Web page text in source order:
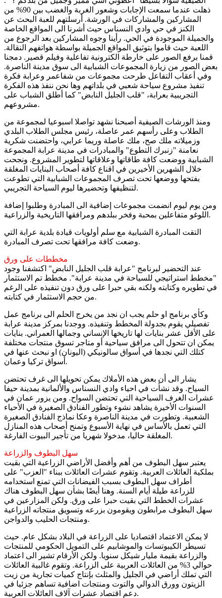
ذهلت عندما سمعت الإجابات وشعور الغربة والغضب بين 90% من
المشاركين والمشاركات في الورشة. أرسلتهم للعبة البحث عن
الكنز في حي وادي النسناس حيث أشرنا الى المواقع الخاصة
والجميلة الموجودة في الحي. رأينا وجوه المشاركين بعد الرجوع من
اللعبة حيث قاموا بتوثيق المواقع الجميلة بواسطة هواتفهم النقالة.
قمنا برفع الصور على خارطة الكترونية تفاعلية وفيلم قصير. دمجنا
بعض الصور من زيارة المجموعات الشبابية الى سوق مدينة الناصرة.
وفي أعقاب التفاعل طرحت مجموعات من شفاعمر وعرابة فكرة
تنفيذ مشروع سياحة شعبي في بلداتهم وها نحن ننفذ هذه الفكرة
التجريبية بعرابة، "قلب الجليل النابض" كما أطلق الشباب على
مشروعهم.
ومنذ الورشات الصيفية أصبحنا نشهد تواصلا اسبوعيا لمجموعة من
الطلاب وعلى رأسهم عمر عاصلة، رئيس مجلس الطلاب البلدي
وزميلاته ملك صح، ملك عاصلة وريما عرابي، واحتضنت شكرية
نعامنة "زنبرك التطوع" والمبادرات في مدينة عرابة المجموعة
الشبابية ووضعت كافة طاقاتها وعلاقاتها لتطوير المشروع. ونجحت
خلال الشهرين الأخيرين في اقناع كافة أصحاب البنايات المغلقة
بفتحها ووضعها تحت تصرف المجموعات الشبابية التي تطوعت
لتنظيفها وتحضيرها ليوم السياحة التجريبي.
ومن يوم ليوم انضمت مجموعات إضافية الى المبادرة وطلبوا إضافة
اللوغو متفاعلين بمحبة وفخر ببلدهم ومرافقها التاريخية والزراعية.
التقت المبادرة الشبابية مع سلم أولويات قيادة بلدية عرابة التي
وضعت كافة مرافقها تحت تصرف المبادرة.
مخططات على ورق
عند التحضير لبرنامج "عرابة قلب الجليل النابض" اكتشفنا وجود
"مخطط استراتيجي للسياحة في مدينة عرابة". مخطط تم الاستثمار
في تطويره وكتابته ولكنه بقي حبرا على ورق دون تنفيذه على الرغم
من حجم الاستثمار في كتابته.
وكأي برنامج او حلم يجب ان نجد من يخرج الحلم الى برنامج عمل
تفصيلي يقوم بجدولة المخطط وتنفيذه. ووجدنا بمركز مدينة عرابة
على الأقل عشر بنايات لها تاريخها الإنساني وجمالها العمراني. بنايات
يمكن ان تتحول الى مرافق سياحية أو متاجر تسوق منتجات مختلفة
كتلك التي نجدها في أسواق سالونيكي (اليونان) او نبحث عنها في
أسواق تركيا وعمان.
يشار الى أن بعض هذه الأملاك يمكن تحويلها الى غرف تحتضن
السياح. وقد نشأت في احياء وادي النسناس والألمانية بمدينة حيفا
عشرات الغرف السياحية التي تحتضن السواح. ومن يزور عمان في
السنوات الأخيرة يشاهد نشوء وتطور الفنادق الصغيرة في الأحياء
الشعبية. وتطورت في مدينة الناصرة وعكا نماذج الفنادق الصغيرة
التي تعمل بالأساس في نهاية الأسبوع وتمنح أصحاب هذه المنازل
المغلقة حاليا، مدخولا شهريا من تأجير البيوت الفارغة.
سهل البطوف والزراعة
يعتبر سهل البطوف من أهم وأفضل الأراضي الزراعية التي بقيت
بملكية العائلات العربية. وتقوم عشرات العائلات ببناء "العزب" على
أطراف سهل البطوف بسبب الفيضانات التي تمنع استخدامه
للزراعة طيلة أيام السنة. وهنا أيضًا بشأن سهل البطوف هناك
عشرات الخطط التي بقيت حبرا على ورق. ولكن المزارعين في
سهل البطوف مرابطون ويقومون بزرعه وتسويق منتجاته الزراعية
ومنتجات الحليب والدواجن.
لا يمكن الاعتماد اقتصاديا على الزراعة في البلاد بشكل عام. حيث
تسيطر الكيبوتسات والموشابيم على التمويل الحكومي للمنتجات
والزراعة بقيمة مليار شيكل سنويا. ولكن الأرقام تشير الى اعتماد
حوالي 3% من العائلات العربية على الزراعة. وتقوم غالبية العائلات
التي تملك أراضي في الجليل والمثلث بإنتاج كميات تجارية من زيت
الزيتون وورق الدوالي والتوت ومنتجات اضافية تساهم جزئيا في
دعم اقتصاد عشرات آلاف العائلات العربية.